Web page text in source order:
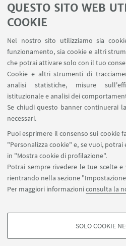
QUESTO SITO WEB
COOKIE
Nel nostro sito utilizziamo sia
funzionamento, sia cookie e altri
che potrai attivare solo con il tuo
Cookie e altri strumenti di
analisi statistiche, misure
istituzionale e analisi dei
Se chiudi questo banner continuerai
necessari.
Puoi esprimere il consenso sui cookie
"Personalizza cookie" e, se vuoi,
in "Mostra cookie di profilazione".
Potrai sempre rivedere le tue scelte
rientrando nella sezione
Per maggiori informazioniconsulta la
COOKIE DI PROFILAZIONE -
SOLO COOKIE
LINK
Area
Prenotazione
SEGUI IL
SEGUI
APP: